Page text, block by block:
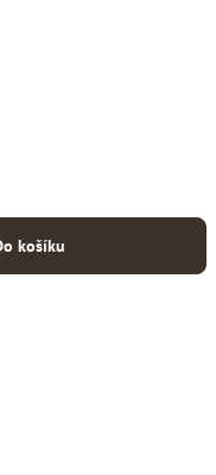
košíku